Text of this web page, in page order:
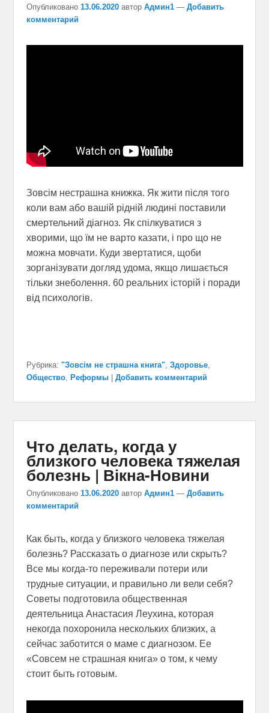
Опубликовано 13.06.2020 автор Админ1 — Добавить
комментарий
Зовсім нестрашна книжка. Як жити після того
коли вам або вашій рідній людині поставили
смертельний діагноз. Як спілкуватися з
хворими, що їм не варто казати, і про що не
можна мовчати. Куди звертатися, щоби
зорганізувати догляд удома, якщо лишається
тільки знеболення. 60 реальних історій і поради
від психологів.
Рубрика: "Зовсім не страшна книга", Здоровье,
Общество, Реформы Добавить комментарий
Что делать, когда у
близкого человека тяжелая
болезнь | Вікна-Новини
Опубликовано 13.06.2020 автор Админ1 — Добавить
комментарий
Как быть, когда у близкого человека тяжелая
болезнь? Рассказать о диагнозе или скрыть?
Все мы когда-то переживали потери или
трудные ситуации, и правильно ли вели себя?
Советы подготовила общественная
деятельница Анастасия Леухина, которая
некогда похоронила нескольких близких, а
сейчас заботится о маме с диагнозом. Ее
«Совсем не страшная книга» о том, к чему
стоит быть готовым.